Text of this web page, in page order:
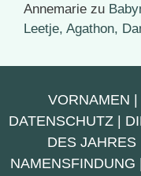
Annemarie zu
Leetje, Agathon,
VORNAMEN
DATENSCHUTZ
DES JAHRES
NAMENSFINDUNG